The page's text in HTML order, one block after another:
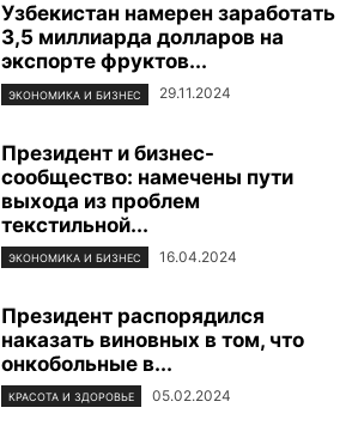
Узбекистан намерен заработать
3,5 миллиарда долларов на
экспорте фруктов...
ЭКОНОМИКА И БИЗНЕС 29.11.2024
Президент и бизнес-
сообщество: намечены пути
выхода из проблем
текстильной...
ЭКОНОМИКА И БИЗНЕС 16.04.2024
Президент распорядился
наказать виновных в том, что
онкобольные в...
КРАСОТА И ЗДОРОВЬЕ 05.02.2024